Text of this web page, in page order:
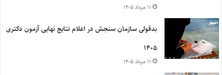
۱۱ مرداد ۱۴۰۵
بدقولی سازمان سنجش در اعلام نتایج نهایی آزمون دکتری
۱۴۰۵
۱۱ مرداد ۱۴۰۵